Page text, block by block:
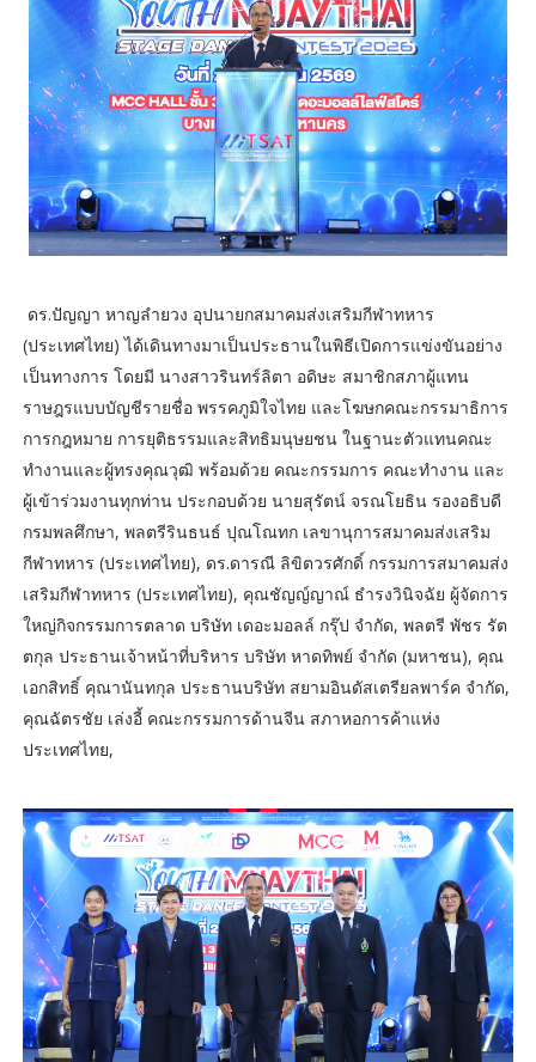
ดร.ปัญญา หาญลำยวง อุปนายกสมาคมส่งเสริมกีฬาทหาร
(ประเทศไทย) ได้เดินทางมาเป็นประธานในพิธีเปิดการแข่งขันอย่าง
เป็นทางการ โดยมี นางสาวรินทร์ลิตา อดิษะ สมาชิกสภาผู้แทน
ราษฎรแบบบัญชีรายชื่อ พรรคภูมิใจไทย และโฆษกคณะกรรมาธิการ
การกฎหมาย การยุติธรรมและสิทธิมนุษยชน ในฐานะตัวแทนคณะ
ทำงานและผู้ทรงคุณวุฒิ พร้อมด้วย คณะกรรมการ คณะทำงาน และ
ผู้เข้าร่วมงานทุกท่าน ประกอบด้วย นายสุรัตน์ จรณโยธิน รองอธิบดี
กรมพลศึกษา, พลตรีรินธนธ์ ปุณโณทก เลขานุการสมาคมส่งเสริม
กีฬาทหาร (ประเทศไทย), ดร.ดารณี ลิขิตวรศักดิ์ กรรมการสมาคมส่ง
เสริมกีฬาทหาร (ประเทศไทย), คุณชัญญ์ญาณ์ ธำรงวินิจฉัย ผู้จัดการ
ใหญ่กิจกรรมการตลาด บริษัท เดอะมอลล์ กรุ๊ป จำกัด, พลตรี พัชร รัต
ตกุล ประธานเจ้าหน้าที่บริหาร บริษัท หาดทิพย์ จำกัด (มหาชน), คุณ
เอกสิทธิ์ คุณานันทกุล ประธานบริษัท สยามอินดัสเตรียลพาร์ค จำกัด,
คุณฉัตรชัย เล่งอี้ คณะกรรมการด้านจีน สภาหอการค้าแห่ง
ประเทศไทย,